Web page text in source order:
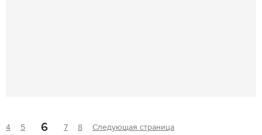
4 5 6 7 8 Следующая страница